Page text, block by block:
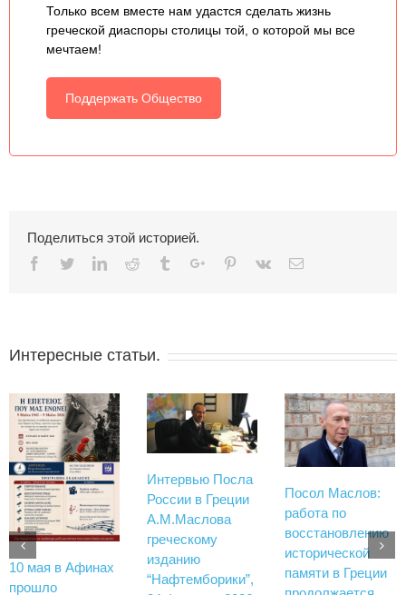
Только всем вместе нам удастся сделать жизнь
греческой диаспоры столицы той, о которой мы все
мечтаем!
Поддержать Общество
Поделиться этой историей.
Facebook
TwitterLinkedinReddit TumblrGoogle+Pinterest
Vk Email
Интересные статьи.
10 мая в Афинах
прошло
Интервью Посла
России в Греции
А.М.Маслова
греческому
изданию
“Нафтемборики”,
Посол Маслов:
работа по
восстановлению
исторической
памяти в Греции